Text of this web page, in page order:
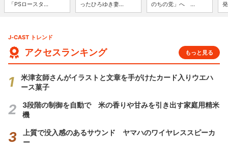
「PSロースタ...
ったひろゆき妻...
のちの党」へ ...
J-CAST トレンド
アクセスランキング もっと見る
米津玄師さんがイラストと文章を手がけたカード入りウエハ
ース菓子
3段階の制御を自動で 米の香りや甘みを引き出す家庭用精米
機
上質で没入感のあるサウンド ヤマハのワイヤレススピーカ
ー